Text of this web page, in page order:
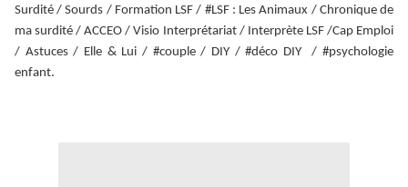
Surdité / Sourds / Formation LSF / #LSF : Les Animaux / Chronique de
ma surdité / ACCEO / Visio Interprétariat / Interprète LSF /Cap Emploi
/ Astuces / Elle & Lui / #couple / DIY / #déco DIY / #psychologie
enfant.